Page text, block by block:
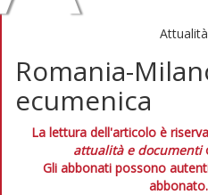
Romania-
ecumenica
La lettura dell'articolo è
attualità e documenti
Gli abbonati possono
abbonato.